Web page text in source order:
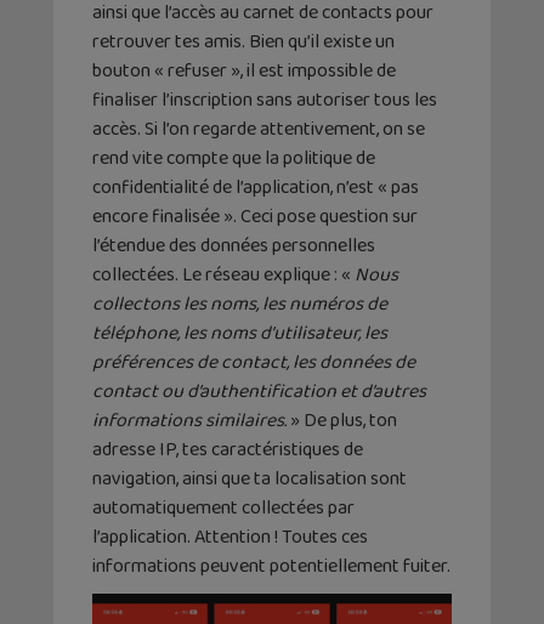
ainsi que l’accès au carnet de contacts pour
retrouver tes amis. Bien qu’il existe un
bouton « refuser », il est impossible de
finaliser l’inscription sans autoriser tous les
accès. Si l’on regarde attentivement, on se
rend vite compte que la politique de
confidentialité de l’application, n’est « pas
encore finalisée ». Ceci pose question sur
l’étendue des données personnelles
collectées. Le réseau explique : « Nous
collectons les noms, les numéros de
téléphone, les noms d’utilisateur, les
préférences de contact, les données de
contact ou d’authentification et d’autres
informations similaires.» De plus, ton
adresse IP, tes caractéristiques de
navigation, ainsi que ta localisation sont
automatiquement collectées par
l’application. Attention ! Toutes ces
informations peuvent potentiellement fuiter.